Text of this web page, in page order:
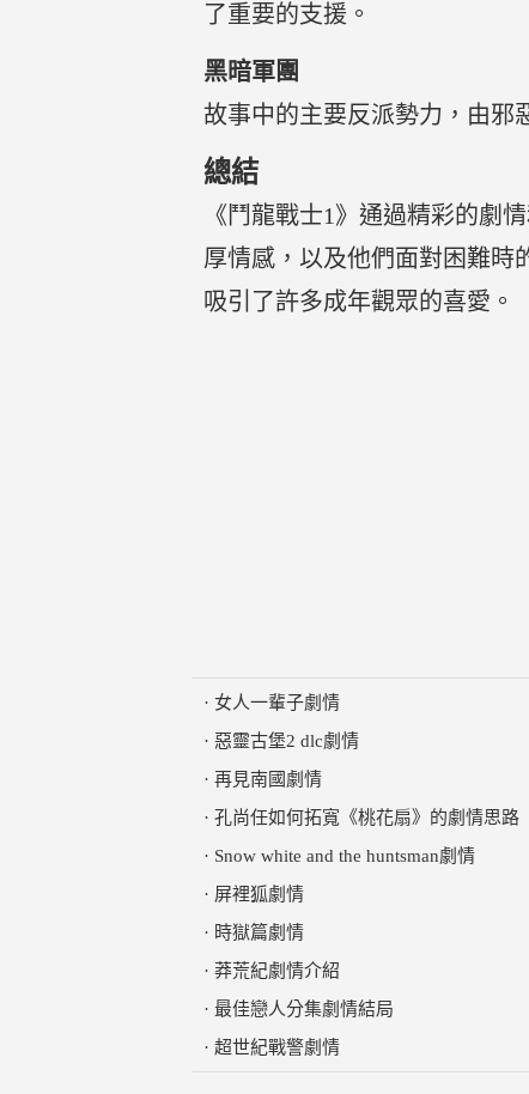
了重要的支援。
黑暗軍團
故事中的主要反派勢力，由邪
總結
《鬥龍戰士1》通過精彩的劇
厚情感，以及他們面對困難時
吸引了許多成年觀眾的喜愛。
· 女人一輩子劇情
· 惡靈古堡2 dlc劇情
· 再見南國劇情
· 孔尚任如何拓寬《桃花扇》的劇情思路
· Snow white and the huntsman劇情
· 屏裡狐劇情
· 時獄篇劇情
· 莽荒紀劇情介紹
· 最佳戀人分集劇情結局
· 超世紀戰警劇情